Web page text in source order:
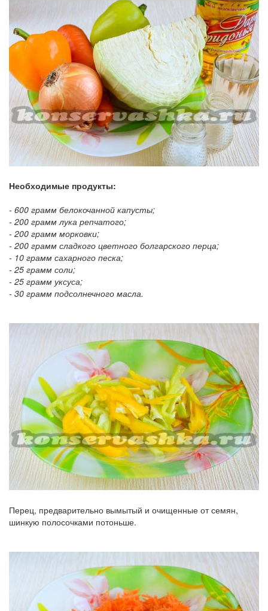
Необходимые продукты:
- 600 грамм белокочанной капусты;
- 200 грамм лука репчатого;
- 200 грамм морковки;
- 200 грамм сладкого цветного болгарского перца;
- 10 грамм сахарного песка;
- 25 грамм соли;
- 25 грамм уксуса;
- 30 грамм подсолнечного масла.
Перец, предварительно вымытый и очищенные от семян,
шинкую полосочками потоньше.